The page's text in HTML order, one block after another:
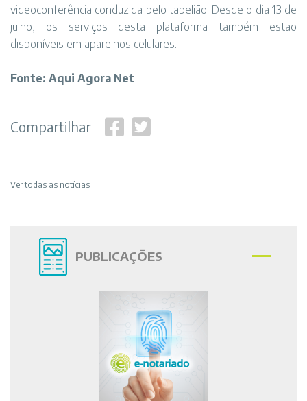
videoconferência conduzida pelo tabelião. Desde o dia 13 de
julho, os serviços desta plataforma também estão
disponíveis em aparelhos celulares.
Fonte: Aqui Agora Net
Compartilhar
Ver todas as notícias
PUBLICAÇÕES